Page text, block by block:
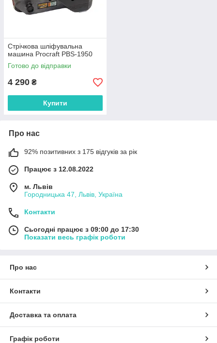
Стрічкова шліфувальна
машина Procraft PBS-1950
Готово до відправки
4 290 ₴
Купити
Про нас
92% позитивних з 175 відгуків за рік
Працює з 12.08.2022
м. Львів
Городницька 47, Львів, Україна
Контакти
Сьогодні працює з 09:00 до 17:30
Показати весь графік роботи
Про нас
Контакти
Доставка та оплата
Графік роботи